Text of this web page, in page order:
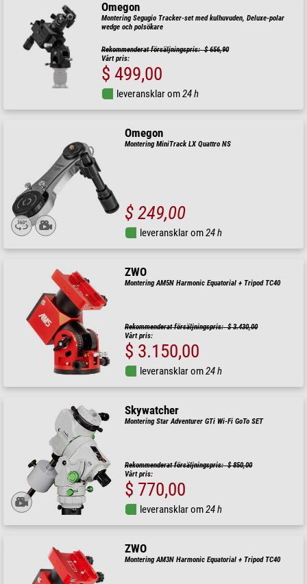
Omegon
Montering Segugio Tracker-set med kulhuvuden, Deluxe-polar
wedge och polsökare
Rekommenderat försäljningspris: $ 656,90
Vårt pris:
$ 499,00
leveransklar om24 h
Omegon
Montering MiniTrack LX Quattro NS
$ 249,00
leveransklar om24 h
ZWO
Montering AM5N Harmonic Equatorial + Tripod TC40
Rekommenderat försäljningspris: $ 3.430,00
Vårt pris:
$ 3.150,00
leveransklar om24 h
Skywatcher
Montering Star Adventurer GTi Wi-Fi GoTo SET
Rekommenderat försäljningspris: $ 850,00
Vårt pris:
$ 770,00
leveransklar om24 h
ZWO
Montering AM3N Harmonic Equatorial + Tripod TC40